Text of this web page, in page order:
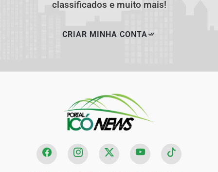
classificados e muito mais!
CRIAR MINHA CONTA